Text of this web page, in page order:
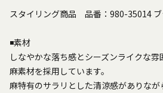
スタイリング商品 品番：980-35014 ブ
◾素材
しなやかな落ち感とシーズンライクな
麻素材を採用しています。
麻特有のサラリとした清涼感がありな